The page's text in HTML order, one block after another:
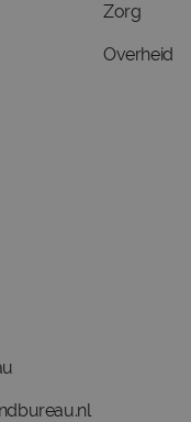
Zorg
Overheid